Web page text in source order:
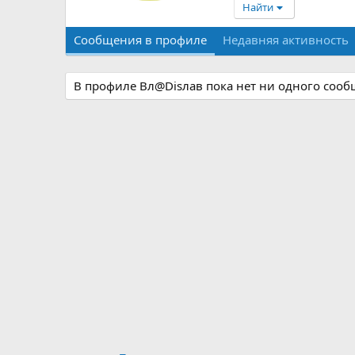
Найти
Сообщения в профиле Недавняя активность
В профиле Вл@Disлав пока нет ни одного